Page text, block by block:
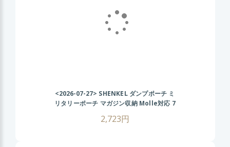
<2026-07-27> SHENKEL ダンプポーチ ミ
リタリーポーチ マガジン収納 Molle対応 7
2,723円